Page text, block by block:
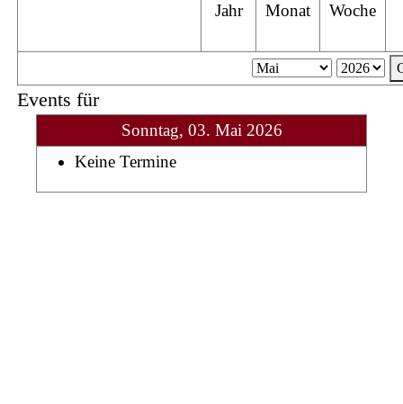
Jahr
Monat
Woche
Events für
Sonntag, 03. Mai 2026
Keine Termine